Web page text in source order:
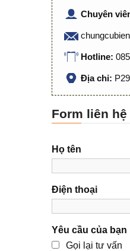
Chuyên
Hotline:
Địa chỉ:
Form liên
Họ tên
Điện thoại
Yêu cầu của bạn
Gọi lại tư vấn